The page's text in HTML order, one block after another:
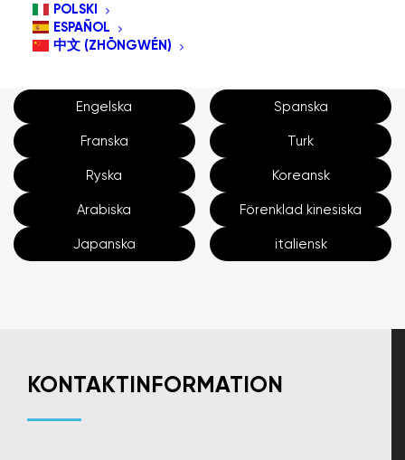
POLSKI
ESPAÑOL
中文 (ZHŌNGWÉN)
Användarmanual
Engelska Spanska
Franska Turk
Ryska Koreansk
Arabiska Förenklad kinesiska
Japanska italiensk
KONTAKTINFORMATION